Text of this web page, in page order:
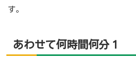
す。
あわせて何時間何分１